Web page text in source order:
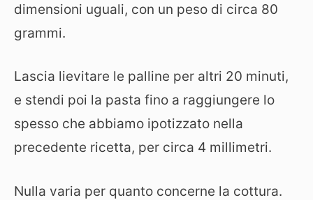
dimensioni uguali, con un peso di circa 80
grammi.
Lascia lievitare le palline per altri 20 minuti,
e stendi poi la pasta fino a raggiungere lo
spesso che abbiamo ipotizzato nella
precedente ricetta, per circa 4 millimetri.
Nulla varia per quanto concerne la cottura.